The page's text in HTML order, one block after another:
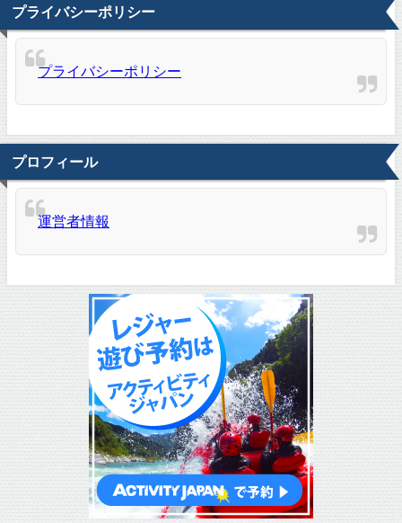
プライバシーポリシー
プライバシーポリシー
プロフィール
運営者情報